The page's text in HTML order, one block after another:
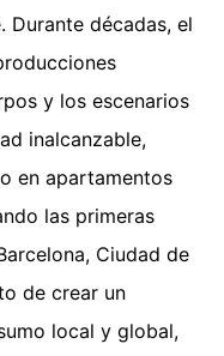
Durante décadas, el
y los escenarios
inalcanzable,
en apartamentos
las primeras
Ciudad de
de crear un
local y global,